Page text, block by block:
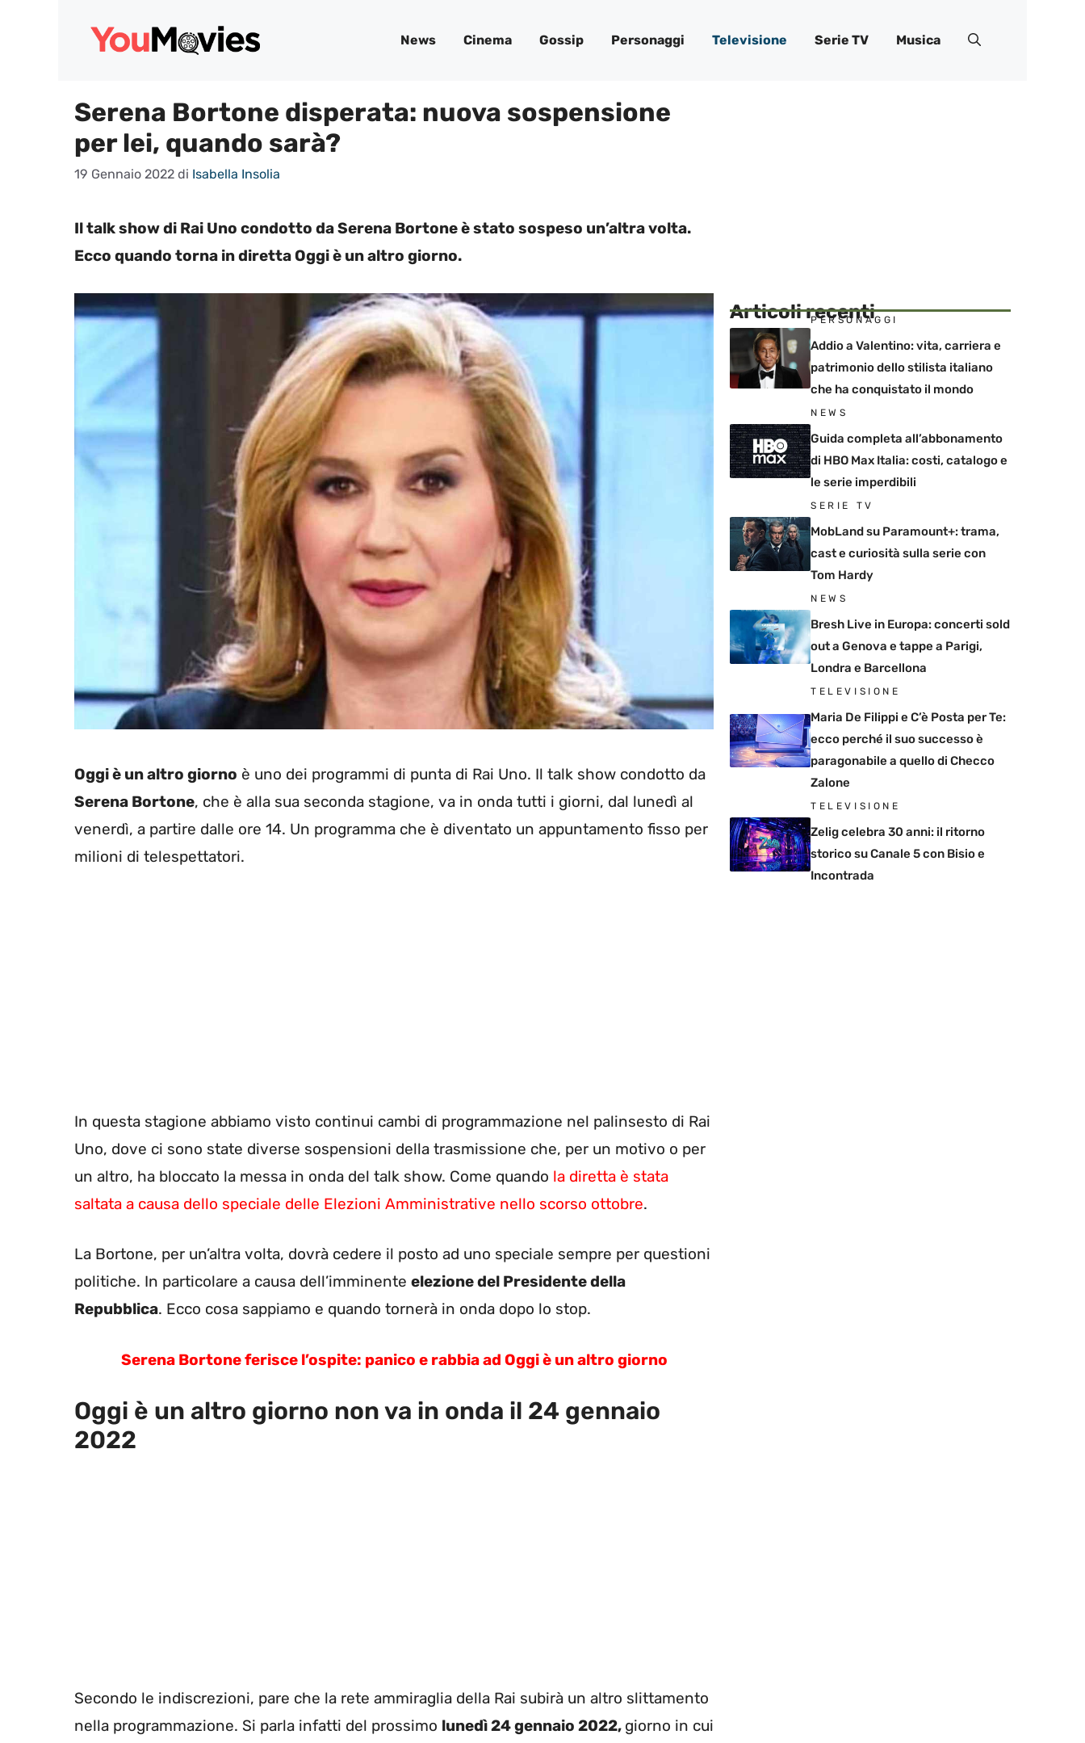
News Cinema Gossip Personaggi Televisione Serie TV Musica
Serena Bortone disperata: nuova sospensione
per lei, quando sarà?
19 Gennaio 2022 di Isabella Insolia
Il talk show di Rai Uno condotto da Serena Bortone è stato sospeso un’altra volta.
Ecco quando torna in diretta Oggi è un altro giorno.
Oggi è un altro giorno è uno dei programmi di punta di Rai Uno. Il talk show condotto da
Serena Bortone, che è alla sua seconda stagione, va in onda tutti i giorni, dal lunedì al
venerdì, a partire dalle ore 14. Un programma che è diventato un appuntamento fisso per
milioni di telespettatori.
In questa stagione abbiamo visto continui cambi di programmazione nel palinsesto di Rai
Uno, dove ci sono state diverse sospensioni della trasmissione che, per un motivo o per
un altro, ha bloccato la messa in onda del talk show. Come quando la diretta è stata
saltata a causa dello speciale delle Elezioni Amministrative nello scorso ottobre.
La Bortone, per un’altra volta, dovrà cedere il posto ad uno speciale sempre per questioni
politiche. In particolare a causa dell’imminente elezione del Presidente della
Repubblica. Ecco cosa sappiamo e quando tornerà in onda dopo lo stop.
Serena Bortone ferisce l’ospite: panico e rabbia ad Oggi è un altro giorno
Oggi è un altro giorno non va in onda il 24 gennaio
2022
Secondo le indiscrezioni, pare che la rete ammiraglia della Rai subirà un altro slittamento
nella programmazione. Si parla infatti del prossimo lunedì 24 gennaio 2022, giorno in cui
Articoli recenti
PERSONAGGI
Addio a Valentino: vita, carriera e
patrimonio dello stilista italiano
che ha conquistato il mondo
NEWS
Guida completa all’abbonamento
di HBO Max Italia: costi, catalogo e
le serie imperdibili
SERIE TV
MobLand su Paramount+: trama,
cast e curiosità sulla serie con
Tom Hardy
NEWS
Bresh Live in Europa: concerti sold
out a Genova e tappe a Parigi,
Londra e Barcellona
TELEVISIONE
Maria De Filippi e C’è Posta per Te:
ecco perché il suo successo è
paragonabile a quello di Checco
Zalone
TELEVISIONE
Zelig celebra 30 anni: il ritorno
storico su Canale 5 con Bisio e
Incontrada